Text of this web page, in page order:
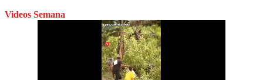
Videos Semana